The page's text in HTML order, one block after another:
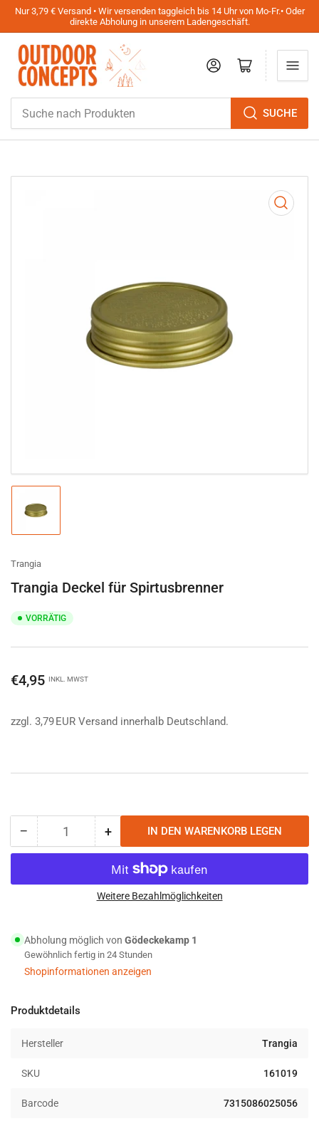
Nur 3,79 € Versand • Wir versenden taggleich bis 14 Uhr von Mo-Fr.• Oder
direkte Abholung in unserem Ladengeschäft.
nach
Produkten
SUCHE
AnmeldenMini-Warenkorb öffnen
Medien
1
in
Modal
öffnen
Bild
Galerieansicht
laden
Trangia
Trangia Deckel für Spirtusbrenner
VORRÄTIG
Normaler
€4,95 INKL. MWST
zzgl. 3,79 EUR Versand innerhalb Deutschland.
− Menge
reduzieren
Trangia
Anzahl +Menge
erhöhen
für
Trangia
Deckel
IN DEN WARENKORB LEGEN
Weitere Bezahlmöglichkeiten
Abholung möglich von Gödeckekamp 1
Gewöhnlich fertig in 24 Stunden
Shopinformationen anzeigen
Produktdetails
Hersteller Trangia
SKU 161019
Barcode 7315086025056